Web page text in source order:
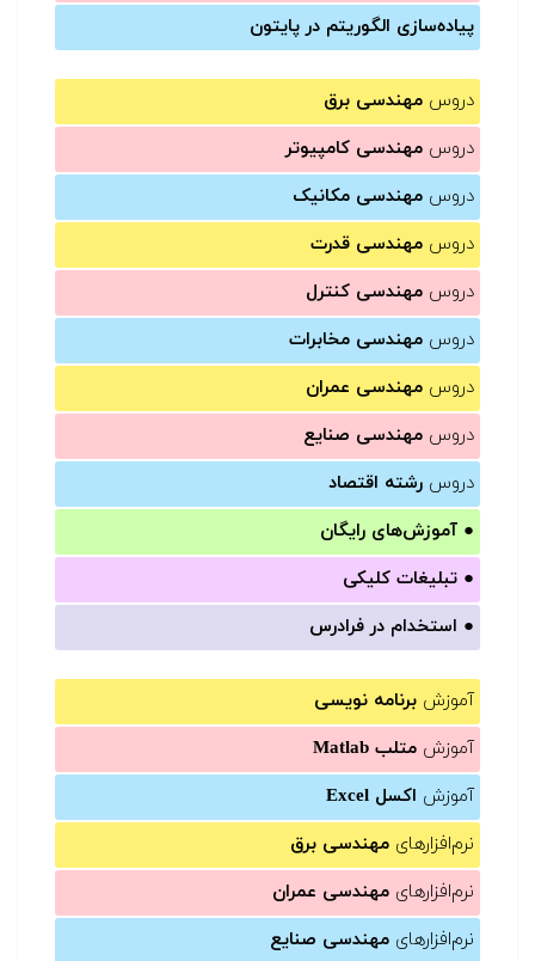
پیاده‌سازی الگوریتم در پایتون
دروس مهندسی برق
دروس مهندسی کامپیوتر
دروس مهندسی مکانیک
دروس مهندسی قدرت
دروس مهندسی کنترل
دروس مهندسی مخابرات
دروس مهندسی عمران
دروس مهندسی صنایع
دروس رشته اقتصاد
● آموزش‌های رایگان
● تبلیغات کلیکی
● استخدام در فرادرس
آموزش برنامه نویسی
آموزش متلب Matlab
آموزش اکسل Excel
نرم‌افزارهای مهندسی برق
نرم‌افزارهای مهندسی عمران
نرم‌افزارهای مهندسی صنایع